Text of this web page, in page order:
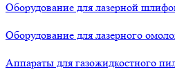
Оборудование для лазерной
Оборудование для лазерного
Аппараты для газожидкостного